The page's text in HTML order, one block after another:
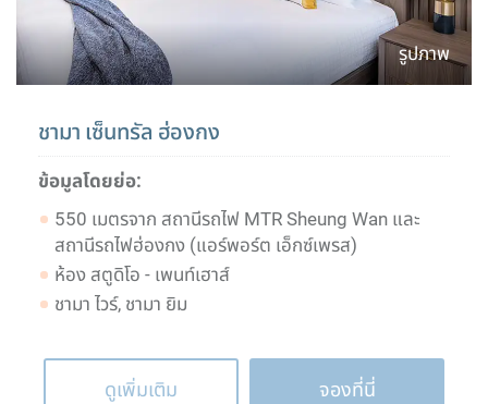
รูปภาพ
ชามา เซ็นทรัล ฮ่องกง
ข้อมูลโดยย่อ:
550 เมตรจาก สถานีรถไฟ MTR Sheung Wan และ
สถานีรถไฟฮ่องกง (แอร์พอร์ต เอ็กซ์เพรส)
ห้อง สตูดิโอ - เพนท์เฮาส์
ชามา ไวร์, ชามา ยิม
ดูเพิ่มเติม จองที่นี่